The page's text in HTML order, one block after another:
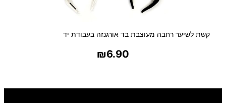
קשת לשיער רחבה מעוצבת בד אורגנזה בעבודת יד
₪6.90